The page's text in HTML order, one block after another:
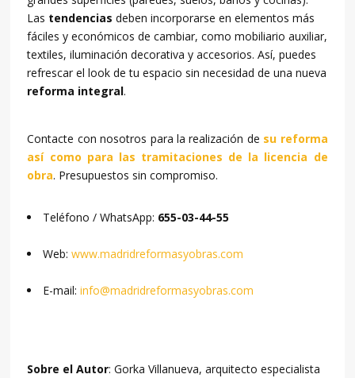
Las tendencias deben incorporarse en elementos más
fáciles y económicos de cambiar, como mobiliario auxiliar,
textiles, iluminación decorativa y accesorios. Así, puedes
refrescar el look de tu espacio sin necesidad de una nueva
reforma integral.
Contacte con nosotros para la realización de su reforma
así como para las tramitaciones de la licencia de
obra. Presupuestos sin compromiso.
Teléfono / WhatsApp: 655-03-44-55
Web:www.madridreformasyobras.com
E-mail:info@madridreformasyobras.com
Sobre el Autor: Gorka Villanueva, arquitecto especialista